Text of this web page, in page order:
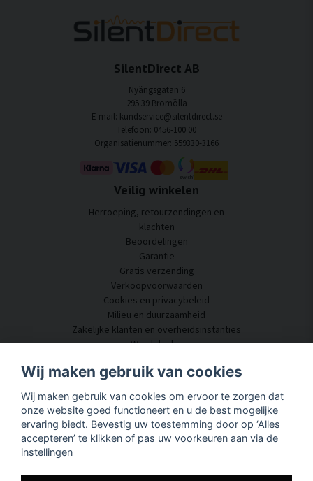
SilentDirect AB
Nyängsgatan 6
295 39 Bromölla
E-mail: kundservice@silentdirect.se
Telefoon: 0456-100 00
Organisatienummer: 559330-3166
Veilig winkelen
Herroeping, retourzendingen en
klachten
Beoordelingen
Garantie
Gratis verzending
Verkoopvoorwaarden
Cookies en privacybeleid
Milieu en duurzaamheid
Zakelijke klanten en overheidsinstanties
Word dealer
Klantenservice
Neem contact met ons op
Akoestisch advies
Montage en installatie
Vragen en antwoorden
Wij maken gebruik van cookies
Wij maken gebruik van cookies om ervoor te zorgen dat
onze website goed functioneert en u de best mogelijke
ervaring biedt. Bevestig uw toestemming door op ‘Alles
accepteren’ te klikken of pas uw voorkeuren aan via de
instellingen